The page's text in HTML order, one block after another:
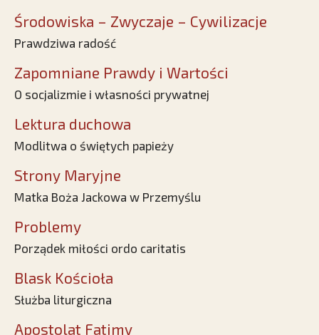
Środowiska – Zwyczaje – Cywilizacje
Prawdziwa radość
Zapomniane Prawdy i Wartości
O socjalizmie i własności prywatnej
Lektura duchowa
Modlitwa o świętych papieży
Strony Maryjne
Matka Boża Jackowa w Przemyślu
Problemy
Porządek miłości ordo caritatis
Blask Kościoła
Służba liturgiczna
Apostolat Fatimy